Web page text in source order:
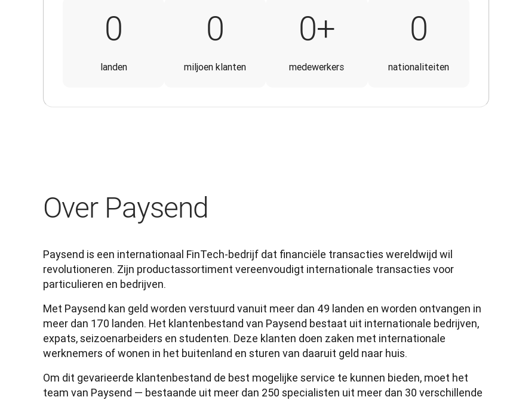
0
landen
0
miljoen klanten
0+250+
medewerkers
0
nationaliteiten
Over Paysend
Paysend is een internationaal FinTech-bedrijf dat financiële transacties wereldwijd wil
revolutioneren. Zijn productassortiment vereenvoudigt internationale transacties voor
particulieren en bedrijven.
Met Paysend kan geld worden verstuurd vanuit meer dan 49 landen en worden ontvangen in
meer dan 170 landen. Het klantenbestand van Paysend bestaat uit internationale bedrijven,
expats, seizoenarbeiders en studenten. Deze klanten doen zaken met internationale
werknemers of wonen in het buitenland en sturen van daaruit geld naar huis.
Om dit gevarieerde klantenbestand de best mogelijke service te kunnen bieden, moet het
team van Paysend — bestaande uit meer dan 250 specialisten uit meer dan 30 verschillende